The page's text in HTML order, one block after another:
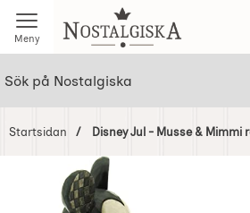
Meny Startsidan för
Startsidan Disney Jul - Musse & Mimmi